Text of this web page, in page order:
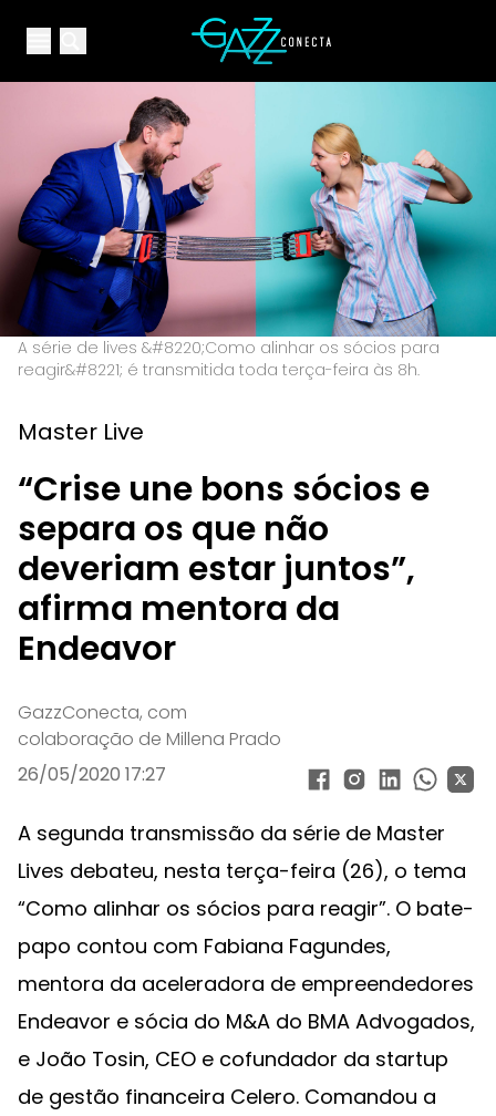
Open main menuYour Company
A série de lives &#8220;Como alinhar os sócios para
reagir&#8221; é transmitida toda terça-feira às 8h.
Master Live
“Crise une bons sócios e
separa os que não
deveriam estar juntos”,
afirma mentora da
Endeavor
GazzConecta, com
colaboração de Millena Prado
26/05/2020 17:27
A segunda transmissão da série de Master
Lives debateu, nesta terça-feira (26), o tema
“Como alinhar os sócios para reagir”. O bate-
papo contou com Fabiana Fagundes,
mentora da aceleradora de empreendedores
Endeavor e sócia do M&A do BMA Advogados,
e João Tosin, CEO e cofundador da startup
de gestão financeira Celero. Comandou a